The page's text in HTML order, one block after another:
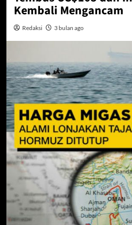
Kembali Mengancam
Redaksi 3 bulan ago